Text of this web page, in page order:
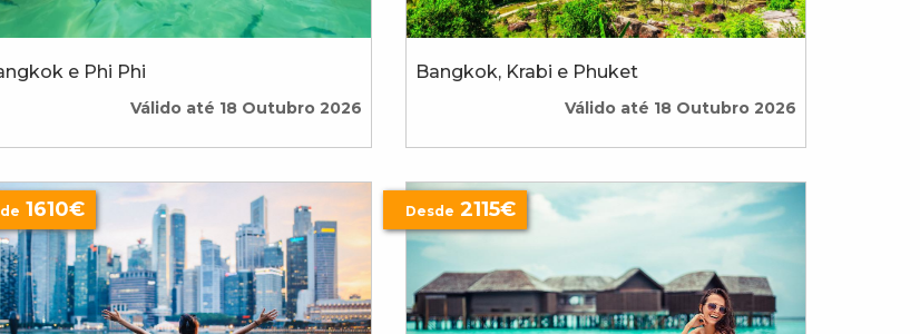
e Phi Phi
Válido até 18 Outubro 2026
Bangkok, Krabi e Phuket
Válido até 18 Outubro 2026
1610€ Desde 2115€